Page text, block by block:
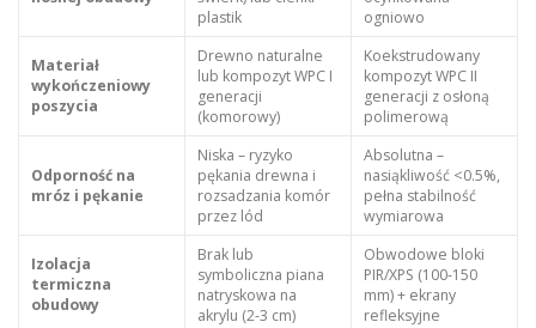
plastik
ogniowo
Materiał
wykończeniowy
poszycia
Drewno naturalne
lub kompozyt WPC I
generacji
(komorowy)
Koekstrudowany
kompozyt WPC II
generacji z osłoną
polimerową
Odporność na
mróz i pękanie
Niska – ryzyko
pękania drewna i
rozsadzania komór
przez lód
Absolutna –
nasiąkliwość <0.5%,
pełna stabilność
wymiarowa
Izolacja
termiczna
obudowy
Brak lub
symboliczna piana
natryskowa na
akrylu (2-3 cm)
Obwodowe bloki
PIR/XPS (100-150
mm) + ekrany
refleksyjne